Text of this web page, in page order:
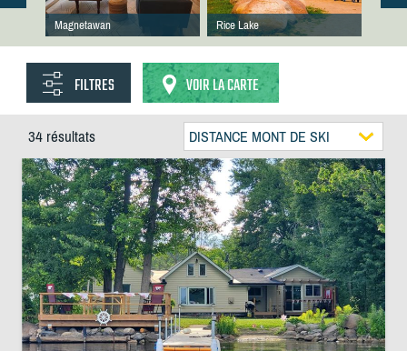
Magnetawan Rice Lake
FILTRES VOIR LA CARTE
34 résultats DISTANCE MONT DE SKI